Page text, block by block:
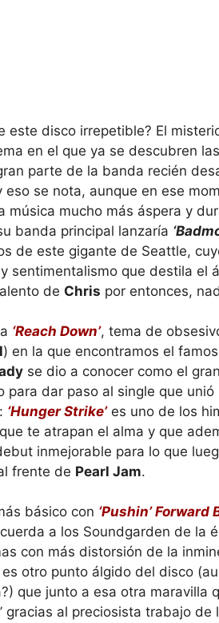
este disco irrepetible? El
en el que ya se descubren
parte de la banda recién
eso se nota, aunque en ese
música mucho más áspera y
banda principal lanzaría
de este gigante de Seattle,
sentimentalismo que destila el
de Chris por entonces,
‘Reach Down’, tema de
) en la que encontramos el
se dio a conocer como el
para dar paso al single que
‘Hunger Strike’es uno de los
te atrapan el alma y que
inmejorable para lo que
frente de Pearl Jam.
básico con ‘Pushin’ Forward
a los Soundgarden de la
con más distorsión de la
otro punto álgido del disco
que junto a esa otra maravilla
gracias al preciosista trabajo